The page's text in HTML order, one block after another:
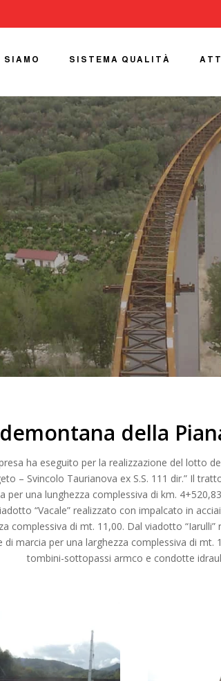
SIAMO SISTEMA QUALITÀ
della
ha eseguito per la realizzazione del lotto
– Svincolo Taurianova ex S.S. 111 dir.” Il
per una lunghezza complessiva di km.
“Vacale” realizzato con impalcato in
complessiva di mt. 11,00. Dal viadotto
marcia per una larghezza complessiva di
tombini-sottopassi armco e condotte